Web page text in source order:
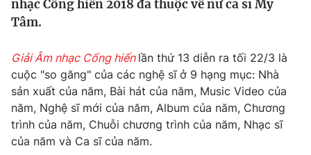
Thế giới đó đây
Câu chuyện quốc tế
Tài chính
Góc doanh nghiệp
Dữ liệu và đời sống
Truyền hình
Phim VTV
Hậu trường
Giải trí
Điện ảnh
Đời sống
nhạc Cống hiến 2018 đã thuộc về nữ ca sĩ Mỹ
Tâm.
Giải Âm nhạc Cống hiến lần thứ 13 diễn ra tối 22/3 là
cuộc "so găng" của các nghệ sĩ ở 9 hạng mục: Nhà
sản xuất của năm, Bài hát của năm, Music Video của
năm, Nghệ sĩ mới của năm, Album của năm, Chương
trình của năm, Chuỗi chương trình của năm, Nhạc sĩ
của năm và Ca sĩ của năm.